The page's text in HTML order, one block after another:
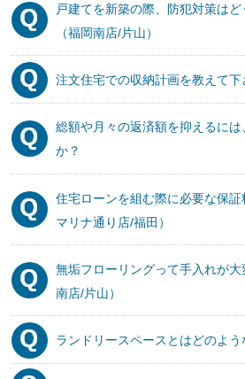
戸建てを新築の際、防犯対策は
（福岡南店/片山）
注文住宅での収納計画を教えて下
総額や月々の返済額を抑えるに
か？
住宅ローンを組む際に必要な保
マリナ通り店/福田）
無垢フローリングって手入れが
南店/片山）
ランドリースペースとはどのよう